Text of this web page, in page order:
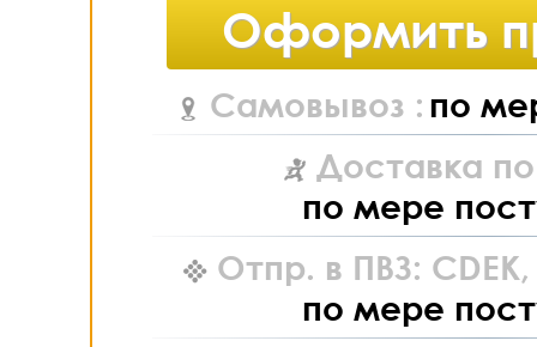
Оформить
Самовывоз : по
Доставка
по мере
Отпр. в ПВЗ: CDEK,
по мере